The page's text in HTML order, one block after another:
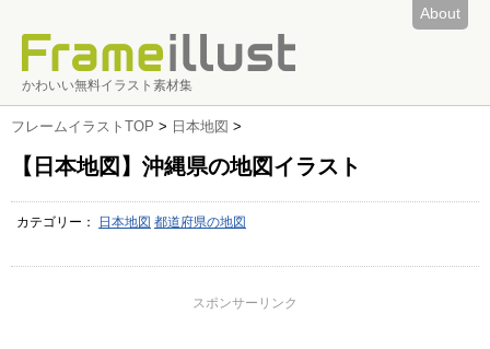
About
かわいい無料イラスト素材集
フレームイラストTOP > 日本地図 >
【日本地図】沖縄県の地図イラスト
カテゴリー： 日本地図 都道府県の地図
スポンサーリンク